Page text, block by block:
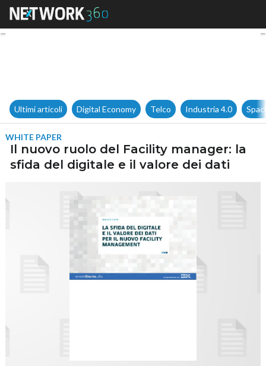
Il nuovo ruolo del Facility
Ultimi articoli Digital Economy Telco Industria 4.0
WHITE PAPER
Il nuovo ruolo del Facility manager: la
sfida del digitale e il valore dei dati